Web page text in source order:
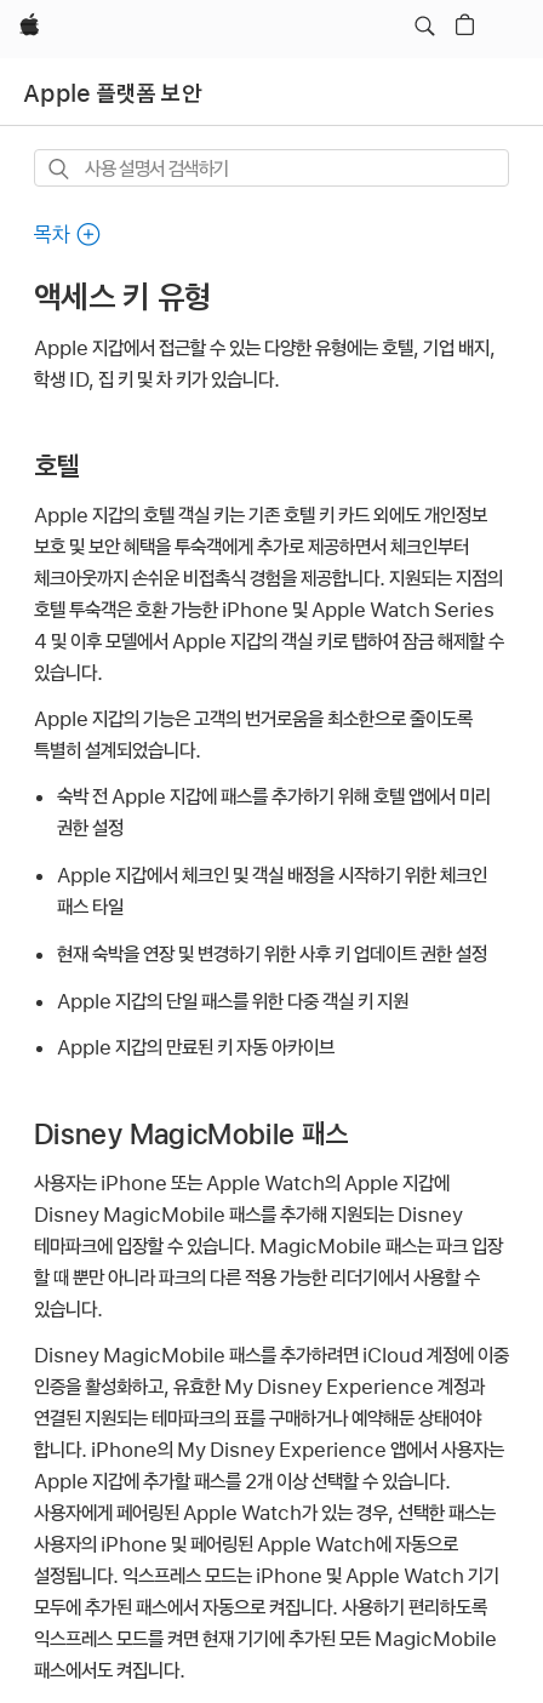
Apple
Apple 플랫폼 보안
사용
검색하기
목차
액세스 키 유형
Apple 지갑에서 접근할 수 있는 다양한 유형에는 호텔, 기업 배지,
학생 ID, 집 키 및 차 키가 있습니다.
호텔
Apple 지갑의 호텔 객실 키는 기존 호텔 키 카드 외에도 개인정보
보호 및 보안 혜택을 투숙객에게 추가로 제공하면서 체크인부터
체크아웃까지 손쉬운 비접촉식 경험을 제공합니다. 지원되는 지점의
호텔 투숙객은 호환 가능한 iPhone 및 Apple Watch Series
4 및 이후 모델에서 Apple 지갑의 객실 키로 탭하여 잠금 해제할 수
있습니다.
Apple 지갑의 기능은 고객의 번거로움을 최소한으로 줄이도록
특별히 설계되었습니다.
숙박 전Apple 지갑에 패스를 추가하기 위해 호텔 앱에서 미리
권한 설정
Apple 지갑에서 체크인 및 객실 배정을 시작하기 위한 체크인
패스 타일
현재 숙박을 연장 및 변경하기 위한 사후 키 업데이트 권한 설정
Apple 지갑의 단일 패스를 위한 다중 객실 키 지원
Apple 지갑의 만료된 키 자동 아카이브
Disney MagicMobile 패스
사용자는 iPhone 또는Apple Watch의 Apple 지갑에
Disney MagicMobile 패스를 추가해 지원되는 Disney
테마파크에 입장할 수 있습니다. MagicMobile 패스는 파크 입장
할 때 뿐만 아니라 파크의 다른 적용 가능한 리더기에서 사용할 수
있습니다.
Disney MagicMobile 패스를 추가하려면 iCloud 계정에 이중
인증을 활성화하고, 유효한 My Disney Experience 계정과
연결된 지원되는 테마파크의 표를 구매하거나 예약해둔 상태여야
합니다. iPhone의 My Disney Experience 앱에서 사용자는
Apple 지갑에 추가할 패스를 2개 이상 선택할 수 있습니다.
사용자에게 페어링된Apple Watch가 있는 경우, 선택한 패스는
사용자의 iPhone 및 페어링된Apple Watch에 자동으로
설정됩니다. 익스프레스 모드는 iPhone 및Apple Watch 기기
모두에 추가된 패스에서 자동으로 켜집니다. 사용하기 편리하도록
익스프레스 모드를 켜면 현재 기기에 추가된 모든 MagicMobile
패스에서도 켜집니다.